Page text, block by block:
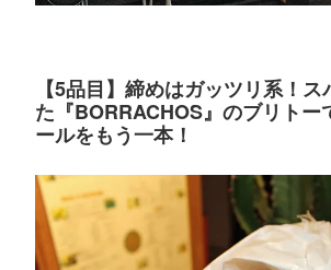
【5品目】締めはガッツリ系！
た『BORRACHOS』のブリトー
ールをもう一本！